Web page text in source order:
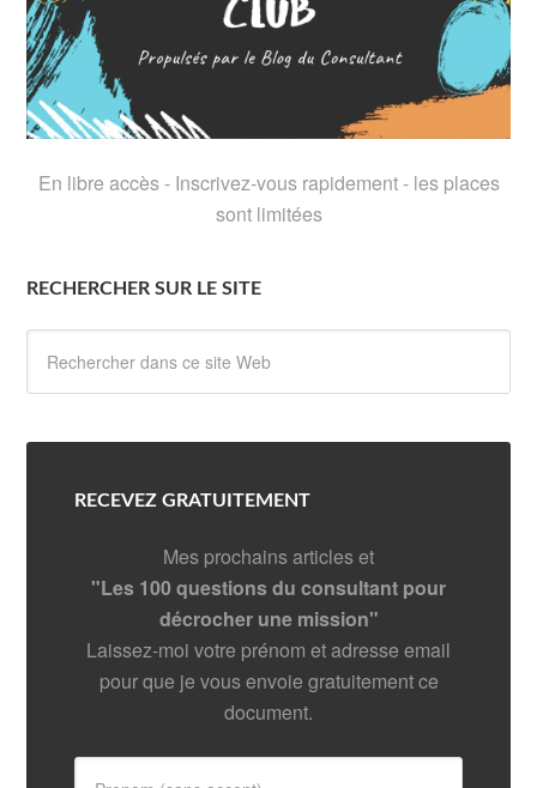
En libre accès - Inscrivez-vous rapidement - les places
sont limitées
RECHERCHER SUR LE SITE
RECEVEZ GRATUITEMENT
Mes prochains articles et
"Les 100 questions du consultant pour
décrocher une mission"
Laissez-moi votre prénom et adresse email
pour que je vous envoie gratuitement ce
document.